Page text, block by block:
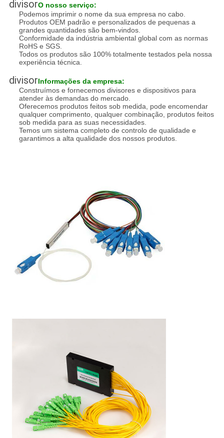
divisorO nosso serviço:
Podemos imprimir o nome da sua empresa no cabo.
Produtos OEM padrão e personalizados de pequenas a
grandes quantidades são bem-vindos.
Conformidade da indústria ambiental global com as normas
RoHS e SGS.
Todos os produtos são 100% totalmente testados pela nossa
experiência técnica.
divisorInformações da empresa:
Construímos e fornecemos divisores e dispositivos para
atender às demandas do mercado.
Oferecemos produtos feitos sob medida, pode encomendar
qualquer comprimento, qualquer combinação, produtos feitos
sob medida para as suas necessidades.
Temos um sistema completo de controlo de qualidade e
garantimos a alta qualidade dos nossos produtos.